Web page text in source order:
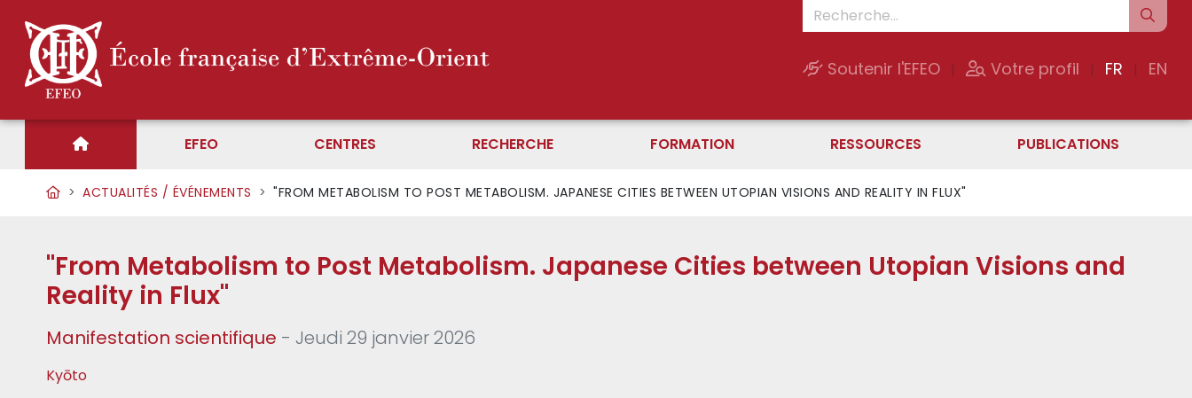
Soutenir l'EFEO | Votre profil | FR | EN
EFEO CENTRES RECHERCHE FORMATION RESSOURCES PUBLICATIONS
ACTUALITÉS / ÉVÉNEMENTS "FROM METABOLISM TO POST METABOLISM. JAPANESE CITIES BETWEEN UTOPIAN VISIONS AND REALITY IN FLUX"
"From Metabolism to Post Metabolism. Japanese Cities between Utopian Visions and
Reality in Flux"
Manifestation scientifique - Jeudi 29 janvier 2026
Kyōto